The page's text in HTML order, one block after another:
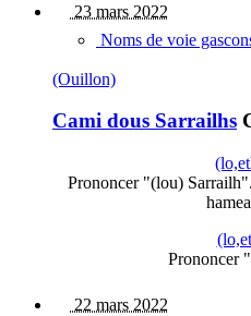
23 mars 2022
Noms de voie
(Ouillon)
Cami dous Sarrailhs
Prononcer "(lou)
Prononcer
22 mars 2022